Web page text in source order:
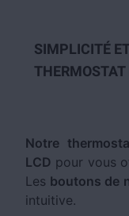
SIMPLICITÉ
THERMOSTAT
Notre
LCD pour vous
Les boutons de
intuitive.